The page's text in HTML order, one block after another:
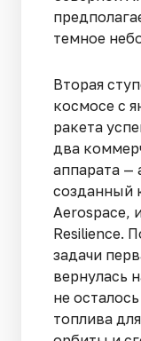
темное
Вторая
космосе с
ракета
два
аппарата —
созданный
Aerospace,
Resilience.
задачи
вернулась
не
топлива